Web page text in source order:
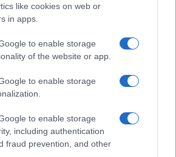
like cookies on web or
in apps.
to enable storage
of the website or app.
to enable storage
to enable storage
including authentication
fraud prevention, and other
υπόψη για τη χορήγηση του
είναι άγαμα και άνεργα. Το